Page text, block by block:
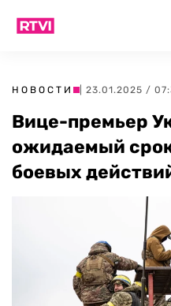
НОВОСТИ | 23.01.2025 /
Вице-премьер
ожидаемый
боевых